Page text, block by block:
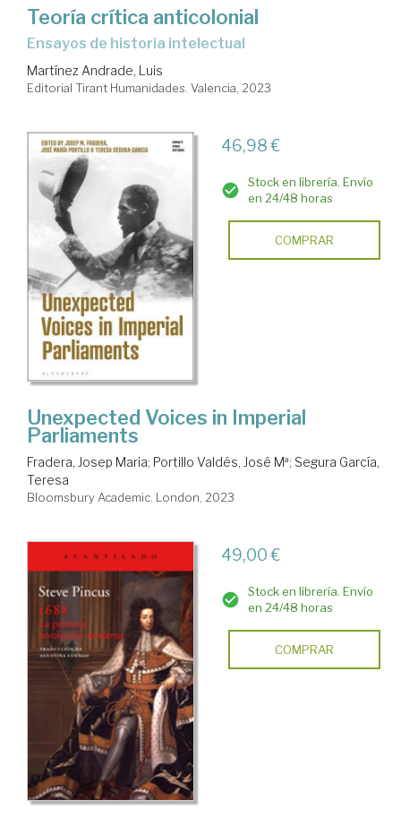
Teoría crítica anticolonial
Ensayos de historia intelectual
Martínez Andrade, Luis
Editorial Tirant Humanidades. Valencia, 2023
46,98 €
Stock en librería. Envío
en 24/48 horas
COMPRAR
Unexpected Voices in Imperial
Parliaments
Fradera, Josep Maria; Portillo Valdés, José Mª; Segura García,
Teresa
Bloomsbury Academic. London, 2023
49,00 €
Stock en librería. Envío
en 24/48 horas
COMPRAR